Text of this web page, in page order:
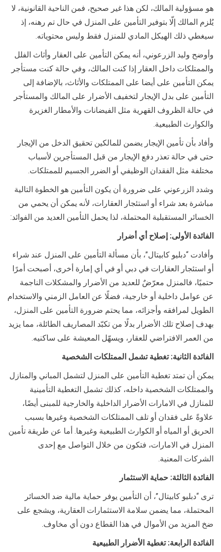
هو مسؤولية المالك، لكن هذا غير صحيح، فمن الناحية القانونية، لا
يُلزم المالك إلّا بتوفير التأمين على المنزل في حال تم رهنه، إذ
سيغطي ذلك الهيكل المادي للمنزل فقط وليس محتوياته.
وأوضح وليد الزرعوني، أنه يمكن التأمين على العقار وأثاث الفلل
والممتلكات داخل العقار إذا كنت المالك، وفي حالة كنت مستأجر
يمكن التأمين على أيضا على الممتلكات والأثاث، بالإضافة إلى
التأمين على بدل الإيجار لتخفيف الأضرار على المالك والمستأجر
في حالة الظروف القهرية مثل الفيضانات والأمطار الغزيرة
والكوارث الطبيعية.
وأفاد بأن تأمين الإيجار يضمن للمالكين تحقيق الدخل من الإيجار
حتى في حالة تعذر دفع الإيجار من قبل المستأجرين لأسباب
مختلفة مثل الفقدان الوظيفي أو الضرر الجسيم للممتلكات.
وشدد الزرعوني على ضرورة أن يكون التأمين هو الخطوة التالية
مباشرة بعد شراء أو استئجار العقارات، لأنه يمكن أن يحمي من
الخسائر المستقبلية المحتملة، لذا يحمل التأمين العديد من الفوائد:
الفائدة الأولى: إصلاح أي أضرار
وأفادت “دبليو كابيتال”، بأن مسألة التأمين على المنزل عند شراء
أو استئجار العقارات في دبي أو في أي إمارة أخرى، أصبحت أمرًا
حتميًا، فالمنزل معرّضٌ للعديد من الأضرار والمشكلات الناجمة
عن عوامل داخلية أو خارجية، فضلًا عن العامل الزمني والاستخدام
الطويل لمرافقه وأجزائه، مما يحتم ضرورة التأمين على المنزل،
بهدف إصلاح تلك الأضرار بدلًا من تكبّد المصاريف الطائلة، مما يزيد
من العمر الافتراضي للعقار، ويسهّل المعيشة على ساكنيه.
الفائدة الثانية: تغطية تشمل الممتلكات الشخصية
يمكن أن تمتد تغطية التأمين على المنزل لتشمل المباني والمنازل
والممتلكات الشخصية داخله، كذلك تشمل التغطية التأمينية
للمنازل في الامارات الأضرار الداخلية والخارجية للمبنى أيضًا،
علاوةً على فقدان أو تلف الممتلكات الشخصية وغيرها بسبب
الحريق أو المياه أو الكوارث الطبيعية وغيرها. أما عن طريقة تأمين
المنزل في الامارات، فتكون من خلال التواصل مع إحدى
الشركات المعنية.
الفائدة الثالثة: حماية الاستثمار
ترى “دبليو كابيتال”، أن التأمين يوفر حماية مالية ضد الخسائر
المحتملة، مما يضمن سلامة الاستثمارات العقارية، ويشجع على
ضخ المزيد من الأموال في هذا القطاع دون أي مخاوف.
الفائدة الرابعة: تغطية الأضرار الطبيعية